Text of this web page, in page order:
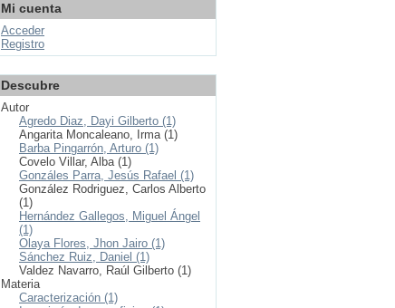
Mi cuenta
Acceder
Registro
Descubre
Autor
Agredo Diaz, Dayi Gilberto (1)
Angarita Moncaleano, Irma (1)
Barba Pingarrón, Arturo (1)
Covelo Villar, Alba (1)
Gonzáles Parra, Jesús Rafael (1)
González Rodriguez, Carlos Alberto
(1)
Hernández Gallegos, Miguel Ángel
(1)
Olaya Flores, Jhon Jairo (1)
Sánchez Ruiz, Daniel (1)
Valdez Navarro, Raúl Gilberto (1)
Materia
Caracterización (1)